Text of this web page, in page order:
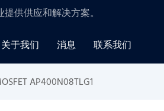
提供供应和解决方案。
关于我们 消息 联系我们
AP400N08TLG1